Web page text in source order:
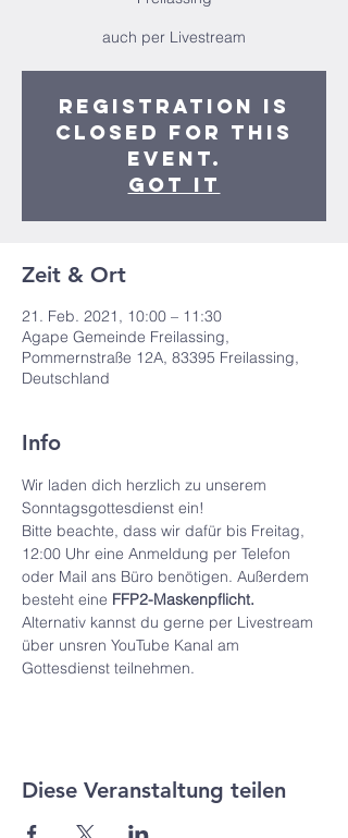
auch per Livestream
Registration is
closed for this
event.
Got It
Zeit & Ort
21. Feb. 2021, 10:00 – 11:30
Agape Gemeinde Freilassing,
Pommernstraße 12A, 83395 Freilassing,
Deutschland
Info
Wir laden dich herzlich zu unserem
Sonntagsgottesdienst ein!
Bitte beachte, dass wir dafür bis Freitag,
12:00 Uhr eine Anmeldung per Telefon
oder Mail ans Büro benötigen. Außerdem
besteht eine FFP2-Maskenpflicht.
Alternativ kannst du gerne per Livestream
über unsren YouTube Kanal am
Gottesdienst teilnehmen.
Diese Veranstaltung teilen